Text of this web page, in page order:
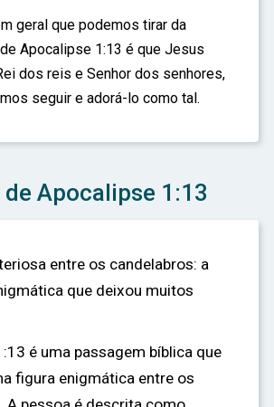
geral que podemos tirar da
Apocalipse 1:13 é que Jesus
dos reis e Senhor dos senhores,
seguir e adorá-lo como tal.
Apocalipse 1:13
entre os candelabros: a
que deixou muitos
é uma passagem bíblica que
figura enigmática entre os